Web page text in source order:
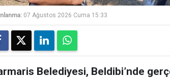
07 Ağustos 2026 Cuma 15:33
Belediyesi, Beldibi’nde